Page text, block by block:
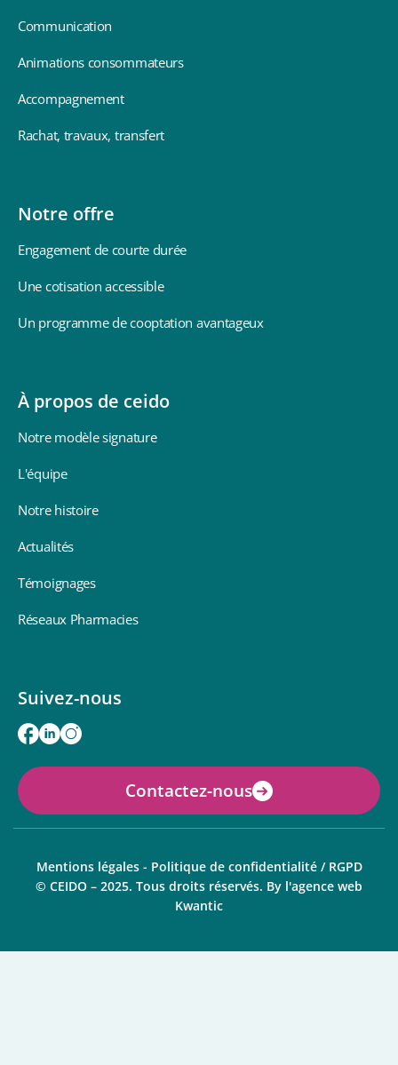
Début des
négociations avec
septembre
Communication
Animations consommateurs
Accompagnement
Rachat, travaux, transfert
Notre offre
Engagement de courte durée
Une cotisation accessible
Un programme de cooptation avantageux
À propos de ceido
Notre modèle signature
L'équipe
Notre histoire
Actualités
Témoignages
Réseaux Pharmacies
Suivez-nous
Contactez-nous
Mentions légales - Politique de confidentialité / RGPD
© CEIDO – 2025. Tous droits réservés. By l'agence web
Kwantic